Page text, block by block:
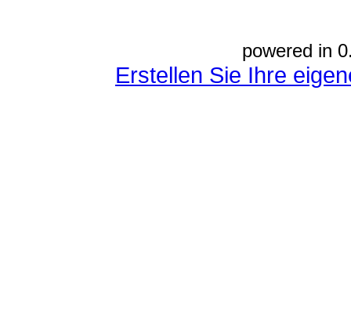
powered in
Erstellen Sie Ihre